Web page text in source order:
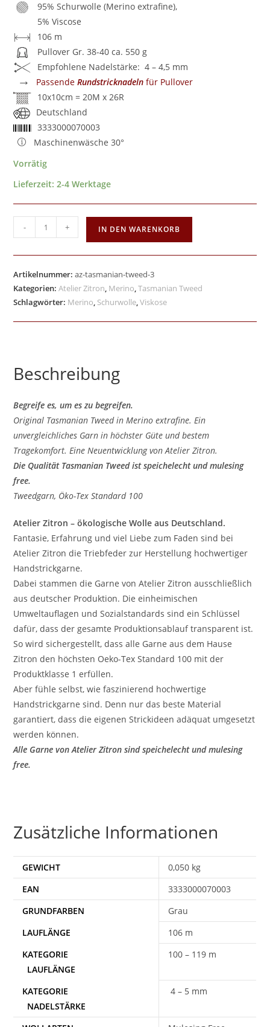
95% Schurwolle (Merino extrafine),
5% Viscose
106 m
Pullover Gr. 38-40 ca. 550 g
Empfohlene Nadelstärke: 4 – 4,5 mm
→ PassendeRundstricknadeln für Pullover
10x10cm = 20M x 26R
Deutschland
3333000070003
Maschinenwäsche 30°
Vorrätig
Lieferzeit:2-4 Werktage
- + IN DEN WARENKORB
Artikelnummer:az-tasmanian-tweed-3
Kategorien:Atelier Zitron, Merino,Tasmanian Tweed
Schlagwörter: Merino, Schurwolle,Viskose
Beschreibung
Begreife es, um es zu begreifen.
Original Tasmanian Tweed in Merino extrafine. Ein
unvergleichliches Garn in höchster Güte und bestem
Tragekomfort. Eine Neuentwicklung von Atelier Zitron.
Die Qualität Tasmanian Tweedist speichelecht und mulesing
free.
Tweedgarn, Öko-Tex Standard 100
Atelier Zitron – ökologische Wolle aus Deutschland.
Fantasie, Erfahrung und viel Liebe zum Faden sind bei
Atelier Zitron die Triebfeder zur Herstellung hochwertiger
Handstrickgarne.
Dabei stammen die Garne von Atelier Zitron ausschließlich
aus deutscher Produktion. Die einheimischen
Umweltauflagen und Sozialstandards sind ein Schlüssel
dafür, dass der gesamte Produktionsablauf transparent ist.
So wird sichergestellt, dass alle Garne aus dem Hause
Zitron den höchsten Oeko-Tex Standard 100 mit der
Produktklasse 1 erfüllen.
Aber fühle selbst, wie faszinierend hochwertige
Handstrickgarne sind. Denn nur das beste Material
garantiert, dass die eigenen Strickideen adäquat umgesetzt
werden können.
Alle Garne von Atelier Zitron sind speichelecht und mulesing
free.
Zusätzliche Informationen
GEWICHT
0,050 kg
EAN
3333000070003
Grau
106 m
100 – 119 m
4 – 5 mm